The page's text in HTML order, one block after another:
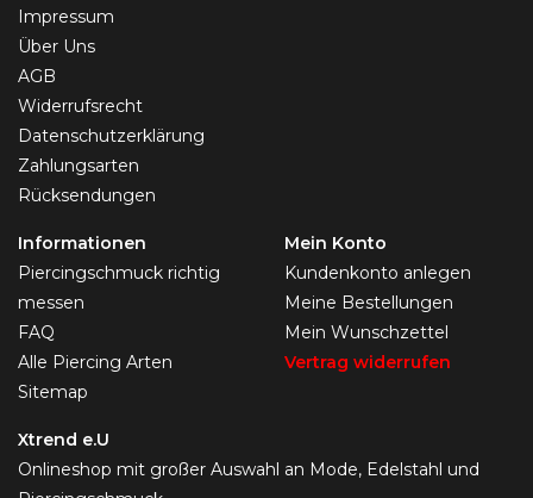
Impressum
Über Uns
AGB
Widerrufsrecht
Datenschutzerklärung
Zahlungsarten
Rücksendungen
Informationen
Piercingschmuck richtig
messen
FAQ
Alle Piercing Arten
Sitemap
Mein Konto
Kundenkonto anlegen
Meine Bestellungen
Mein Wunschzettel
Vertrag widerrufen
Xtrend e.U
Onlineshop mit großer Auswahl an Mode, Edelstahl und